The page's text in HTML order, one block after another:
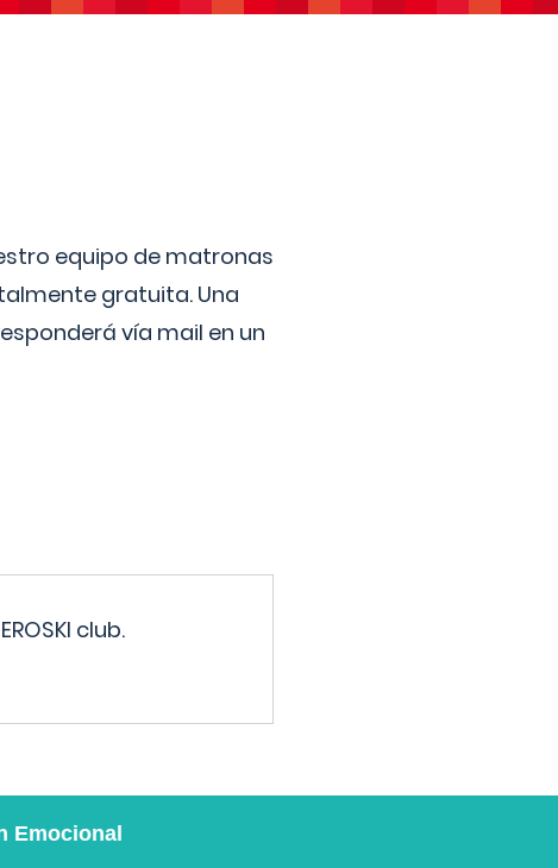
equipo de matronas
gratuita. Una
vía mail en un
club.
Emocional